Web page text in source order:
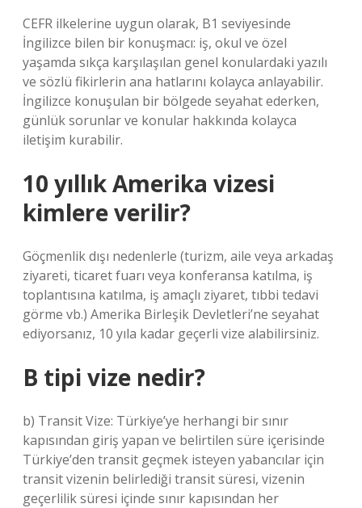
CEFR ilkelerine uygun olarak, B1 seviyesinde
İngilizce bilen bir konuşmacı: iş, okul ve özel
yaşamda sıkça karşılaşılan genel konulardaki yazılı
ve sözlü fikirlerin ana hatlarını kolayca anlayabilir.
İngilizce konuşulan bir bölgede seyahat ederken,
günlük sorunlar ve konular hakkında kolayca
iletişim kurabilir.
10 yıllık Amerika vizesi
kimlere verilir?
Göçmenlik dışı nedenlerle (turizm, aile veya arkadaş
ziyareti, ticaret fuarı veya konferansa katılma, iş
toplantısına katılma, iş amaçlı ziyaret, tıbbi tedavi
görme vb.) Amerika Birleşik Devletleri’ne seyahat
ediyorsanız, 10 yıla kadar geçerli vize alabilirsiniz.
B tipi vize nedir?
b) Transit Vize: Türkiye’ye herhangi bir sınır
kapısından giriş yapan ve belirtilen süre içerisinde
Türkiye’den transit geçmek isteyen yabancılar için
transit vizenin belirlediği transit süresi, vizenin
geçerlilik süresi içinde sınır kapısından her